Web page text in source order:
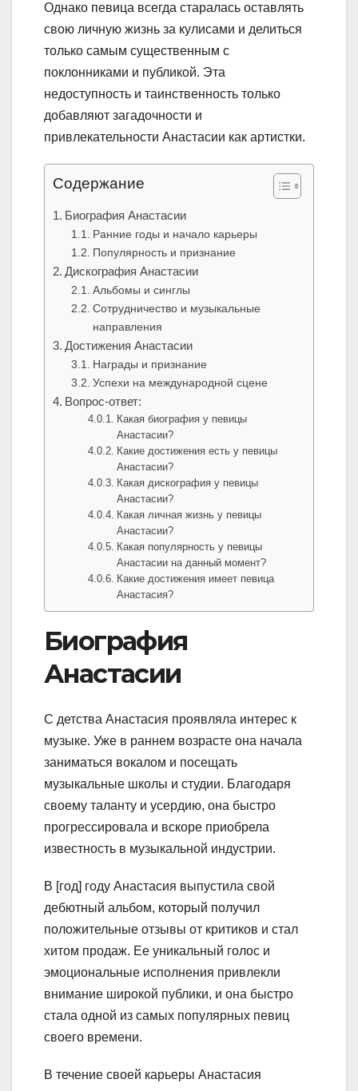
Однако певица всегда старалась оставлять
свою личную жизнь за кулисами и делиться
только самым существенным с
поклонниками и публикой. Эта
недоступность и таинственность только
добавляют загадочности и
привлекательности Анастасии как артистки.
Содержание
Биография Анастасии
Ранние годы и начало карьеры
Популярность и признание
Дискография Анастасии
Альбомы и синглы
Сотрудничество и музыкальные
направления
Достижения Анастасии
Награды и признание
Успехи на международной сцене
Вопрос-ответ:
Какая биография у певицы
Анастасии?
Какие достижения есть у певицы
Анастасии?
Какая дискография у певицы
Анастасии?
Какая личная жизнь у певицы
Анастасии?
Какая популярность у певицы
Анастасии на данный момент?
Какие достижения имеет певица
Анастасия?
Биография
Анастасии
С детства Анастасия проявляла интерес к
музыке. Уже в раннем возрасте она начала
заниматься вокалом и посещать
музыкальные школы и студии. Благодаря
своему таланту и усердию, она быстро
прогрессировала и вскоре приобрела
известность в музыкальной индустрии.
В [год] году Анастасия выпустила свой
дебютный альбом, который получил
положительные отзывы от критиков и стал
хитом продаж. Ее уникальный голос и
эмоциональные исполнения привлекли
внимание широкой публики, и она быстро
стала одной из самых популярных певиц
своего времени.
В течение своей карьеры Анастасия